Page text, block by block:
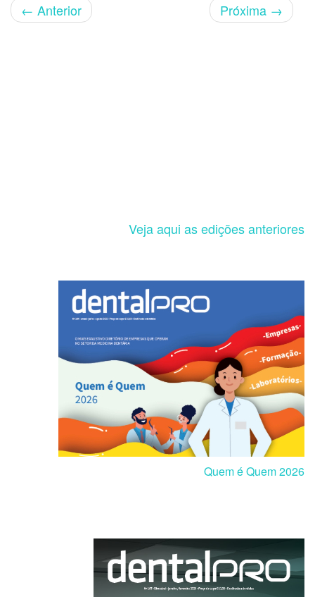
← Anterior Próxima →
Veja aqui as edições anteriores
Quem é Quem 2026